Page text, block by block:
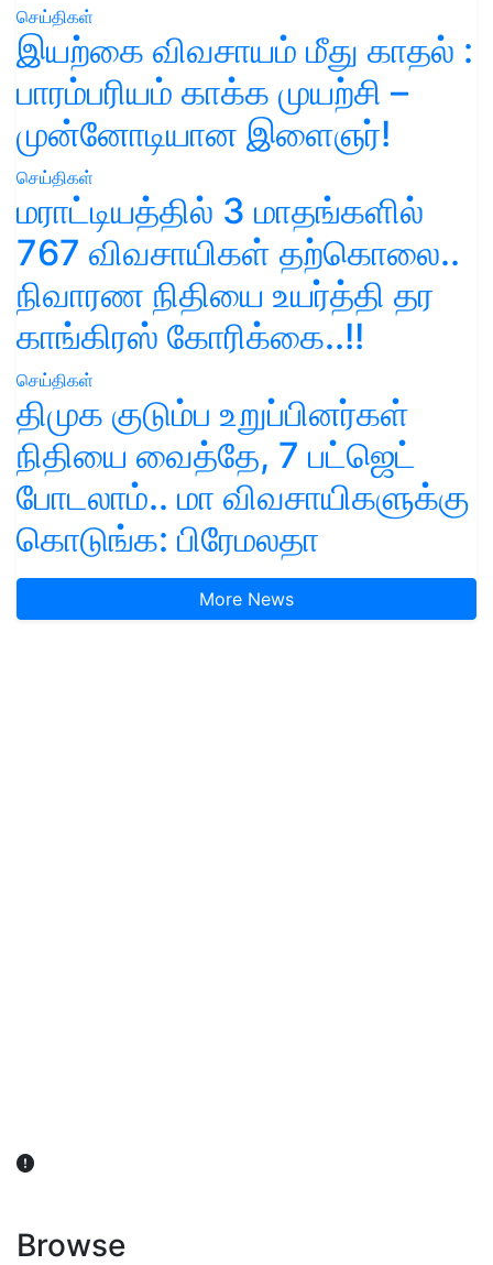
செய்திகள்
இயற்கை விவசாயம் மீது காதல் :
பாரம்பரியம் காக்க முயற்சி –
முன்னோடியான இளைஞர்!
செய்திகள்
மராட்டியத்தில் 3 மாதங்களில்
767 விவசாயிகள் தற்கொலை..
நிவாரண நிதியை உயர்த்தி தர
காங்கிரஸ் கோரிக்கை..!!
செய்திகள்
திமுக குடும்ப உறுப்பினர்கள்
நிதியை வைத்தே, 7 பட்ஜெட்
போடலாம்.. மா விவசாயிகளுக்கு
கொடுங்க: பிரேமலதா
More News
Browse